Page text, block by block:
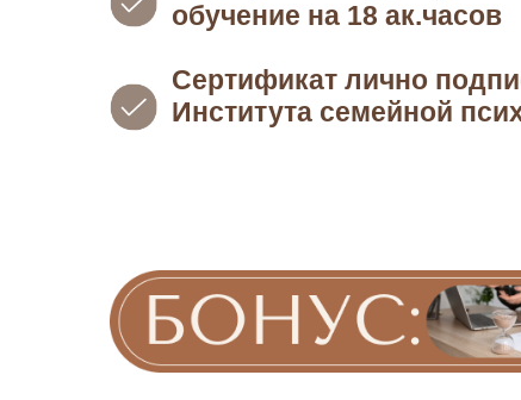
обучение на 18 ак.часов
Сертификат лично
Института семейной